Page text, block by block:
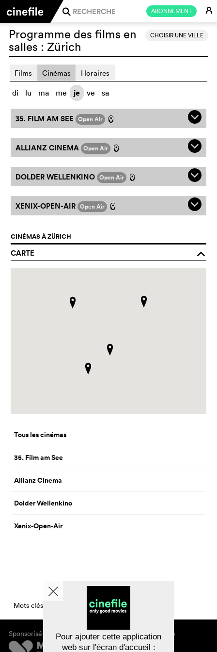
ABONNEMENT E
j
CHOISIR UNE VILLE
Programme des films en
salles : Zürich
Films Cinémas Horaires
di lu ma me je ve sa
35. FILM AM SEE Open Air l q
ALLIANZ CINEMA Open Air l q
DOLDER WELLENKINO Open Air l q
XENIX-OPEN-AIR Open Air l q
CINÉMAS À ZÜRICH
CARTE o
Tous les cinémas
35. Film am See
Allianz Cinema
Dolder Wellenkino
Xenix-Open-Air
Mots clés CinemaCinemasPerDay
Sponsorisé par
À propos de cinefile
S'inscrire/s'abonner
Pour ajouter cette application
web sur l'écran d'accueil :